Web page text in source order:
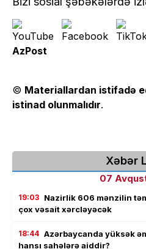
AzPost
© Materiallardan istifadə
istinad olunmalıdır.
Xəbər
07
19:03 Nazirlik 606 mənzilin
çox vəsait xərcləyəcək
18:44 Azərbaycanda yüksək
hansı sahələrə aiddir?